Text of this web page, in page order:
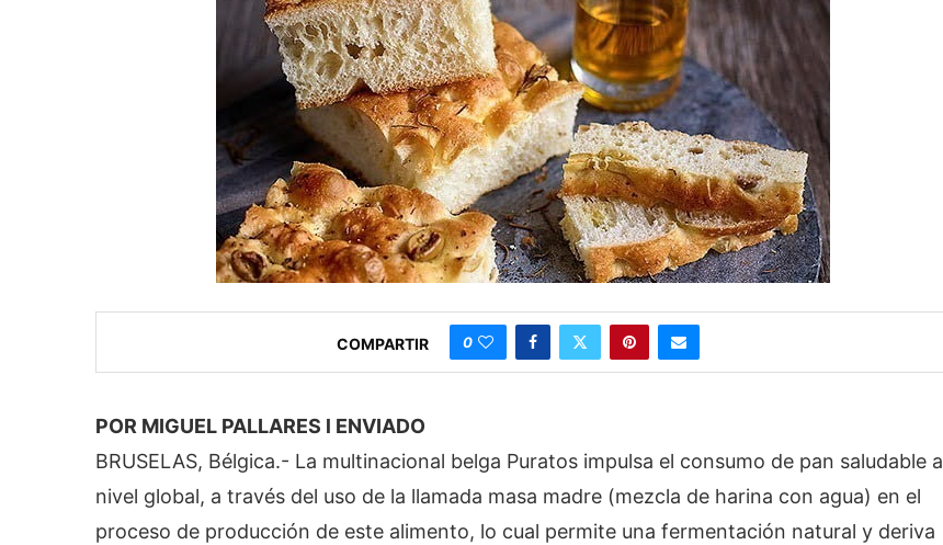
COMPARTIR 0
POR MIGUEL PALLARES l ENVIADO
BRUSELAS, Bélgica.- La multinacional belga Puratos impulsa el consumo de pan saludable a
nivel global, a través del uso de la llamada masa madre (mezcla de harina con agua) en el
proceso de producción de este alimento, lo cual permite una fermentación natural y deriva